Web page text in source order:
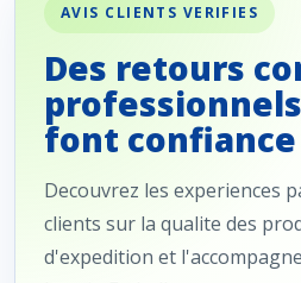
AVIS CLIENTS VERIFIES
Des retours
font confiance
Decouvrez les experiences
clients sur la qualite des
d'expedition et